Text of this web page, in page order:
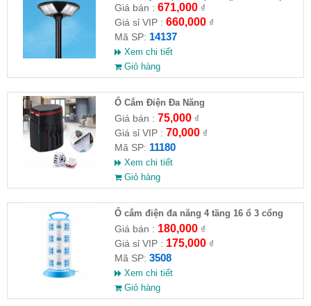
PIN ) SIÊU SÁNG CHÍNH HÃNG-- KO KÈM
CHÂN ĐẾ
Giá bán : 671,000₫
Giá sỉ VIP : 660,000₫
Mã SP: 14137
Xem chi tiết
Giỏ hàng
Ổ Cắm Điện Đa Năng
Giá bán : 75,000₫
Giá sỉ VIP : 70,000₫
Mã SP: 11180
Xem chi tiết
Giỏ hàng
Ổ cắm điện đa năng 4 tầng 16 ổ 3 cổng
USB
Giá bán : 180,000₫
Giá sỉ VIP : 175,000₫
Mã SP: 3508
Xem chi tiết
Giỏ hàng